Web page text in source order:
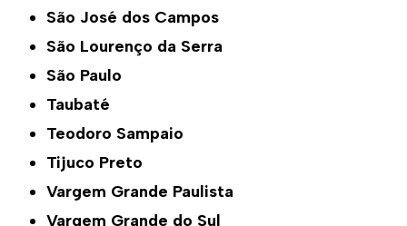
São José dos Campos
São Lourenço da Serra
São Paulo
Taubaté
Teodoro Sampaio
Tijuco Preto
Vargem Grande Paulista
Vargem Grande do Sul